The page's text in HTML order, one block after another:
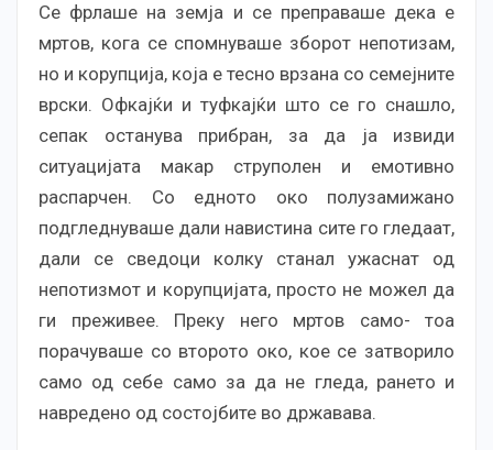
Се фрлаше на земја и се преправаше дека е
мртов, кога се спомнуваше зборот непотизам,
но и корупција, која е тесно врзана со семејните
врски. Офкајќи и туфкајќи што се го снашло,
сепак останува прибран, за да ја извиди
ситуацијата макар струполен и емотивно
распарчен. Со едното око полузамижано
подгледнуваше дали навистина сите го гледаат,
дали се сведоци колку станал ужаснат од
непотизмот и корупцијата, просто не можел да
ги преживее. Преку него мртов само- тоа
порачуваше со второто око, кое се затворило
само од себе само за да не гледа, рането и
навредено од состојбите во државава.